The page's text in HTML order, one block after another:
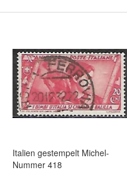
Italien gestempelt Michel-
Nummer 418